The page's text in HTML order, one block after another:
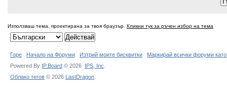
Използваш тема, проектирана за твоя браузър. Кликни тук за ръчен избор на тема
Горе Начало на Форуми Изтрий моите бисквитки
Маркирай всички форуми
Powered By IP.Board © 2026 IPS, Inc
Облако тегов © 2026 LastDragon